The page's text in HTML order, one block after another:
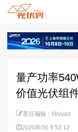
量产功率
价值光伏组
责任编辑：liliuyan
2020/6/30 9:52:12